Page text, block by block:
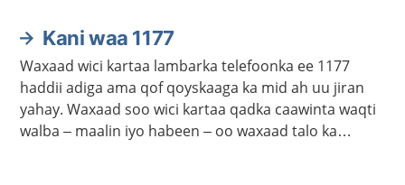
Kani waa 1177
Waxaad wici kartaa lambarka telefoonka ee 1177
haddii adiga ama qof qoyskaaga ka mid ah uu jiran
yahay. Waxaad soo wici kartaa qadka caawinta waqti
walba – maalin iyo habeen – oo waxaad talo ka